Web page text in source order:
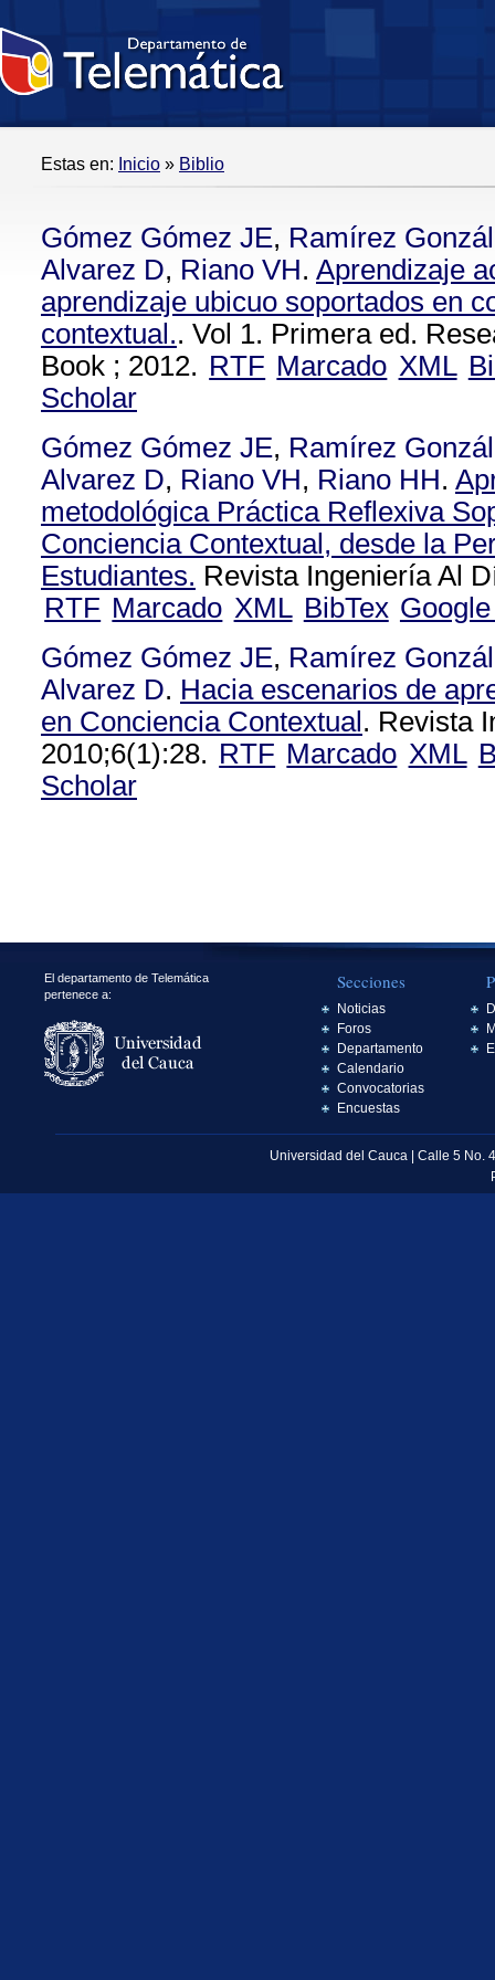
Estas en: Inicio » Biblio
Gómez Gómez JE, Ramírez
Alvarez D, Riano VH. Aprendizaje
aprendizaje ubicuo soportados en
contextual.. Vol 1. Primera ed.
Book ; 2012. RTF Marcado XML
Scholar
Gómez Gómez JE, Ramírez
Alvarez D, Riano VH, Riano HH.
metodológica Práctica Reflexiva
Conciencia Contextual, desde la
Estudiantes. Revista Ingeniería Al
RTF Marcado XML BibTex
Gómez Gómez JE, Ramírez
Alvarez D. Hacia escenarios de
en Conciencia Contextual . Revista
2010;6(1):28. RTF Marcado XML
Scholar
El departamento de Telemática
pertenece a:
Secciones
Noticias
Foros
Departamento
Calendario
Convocatorias
Encuestas
Universidad del Cauca | Calle 5 No.